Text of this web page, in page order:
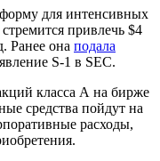
для интенсивных
привлечь $4
Ранее она подала
S-1 в SEC.
класса А на бирже
средства пойдут на
расходы,